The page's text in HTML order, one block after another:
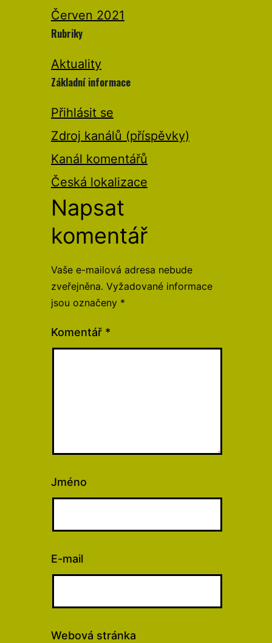
Červen 2021
Rubriky
Aktuality
Základní informace
Přihlásit se
Zdroj kanálů (příspěvky)
Kanál komentářů
Česká lokalizace
Napsat
komentář
Vaše e-mailová adresa nebude
zveřejněna. Vyžadované informace
jsou označeny *
Komentář *
Jméno
E-mail
Webová stránka